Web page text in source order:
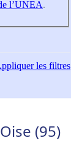
l’UNEA.
les filtres
(95)